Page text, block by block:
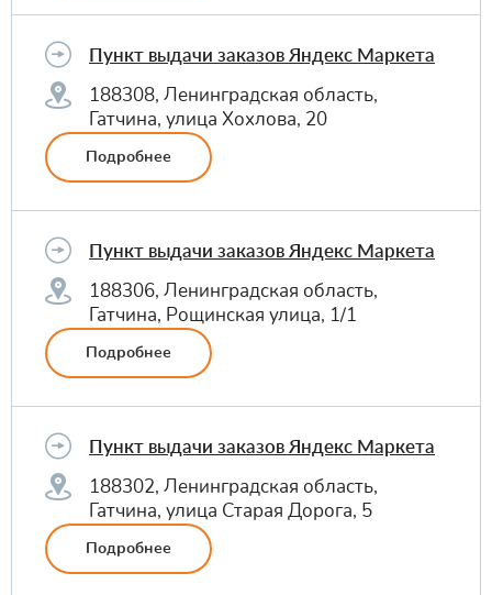
Пункт выдачи заказов Яндекс Маркета
188308, Ленинградская область,
Гатчина, улица Хохлова, 20
Подробнее
Пункт выдачи заказов Яндекс Маркета
188306, Ленинградская область,
Гатчина, Рощинская улица, 1/1
Подробнее
Пункт выдачи заказов Яндекс Маркета
188302, Ленинградская область,
Гатчина, улица Старая Дорога, 5
Подробнее